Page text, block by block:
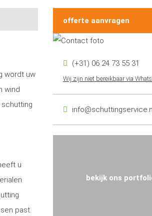
wordt uw
wind
u
past.
offerte aanvragen
(+31) 06 24 73 55 31
Wij zijn niet bereikbaar via
bekijk ons